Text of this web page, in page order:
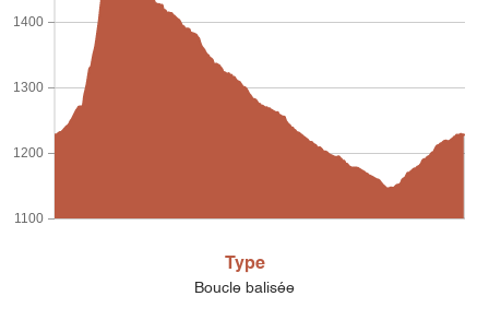
1100
1200
1300
1400
Type
Boucle balisée